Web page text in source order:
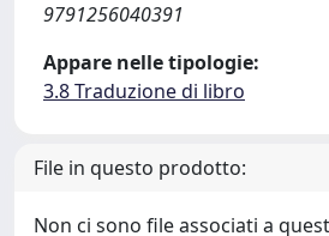
9791256040391
Appare nelle tipologie:
3.8 Traduzione di libro
File in questo prodotto:
Non ci sono file associati a